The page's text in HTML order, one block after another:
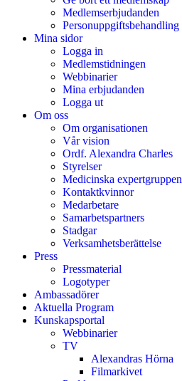
Medlemserbjudanden
Personuppgiftsbehandling
Mina sidor
Logga in
Medlemstidningen
Webbinarier
Mina erbjudanden
Logga ut
Om oss
Om organisationen
Vår vision
Ordf. Alexandra Charles
Styrelser
Medicinska expertgruppen
Kontaktkvinnor
Medarbetare
Samarbetspartners
Stadgar
Verksamhetsberättelse
Press
Pressmaterial
Logotyper
Ambassadörer
Aktuella Program
Kunskapsportal
Webbinarier
TV
Alexandras Hörna
Filmarkivet